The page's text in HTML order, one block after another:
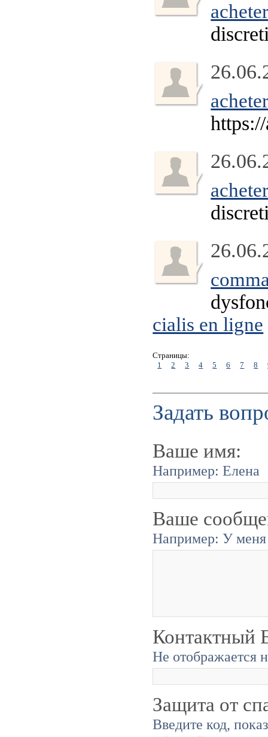
cialis en ligne
Страницы:
1
2 3 4 5 6 7 8
Задать
Ваше имя:
Например: Елена
Ваше
Например: У меня
Контактный
Не отображается
Защита от
Введите код,